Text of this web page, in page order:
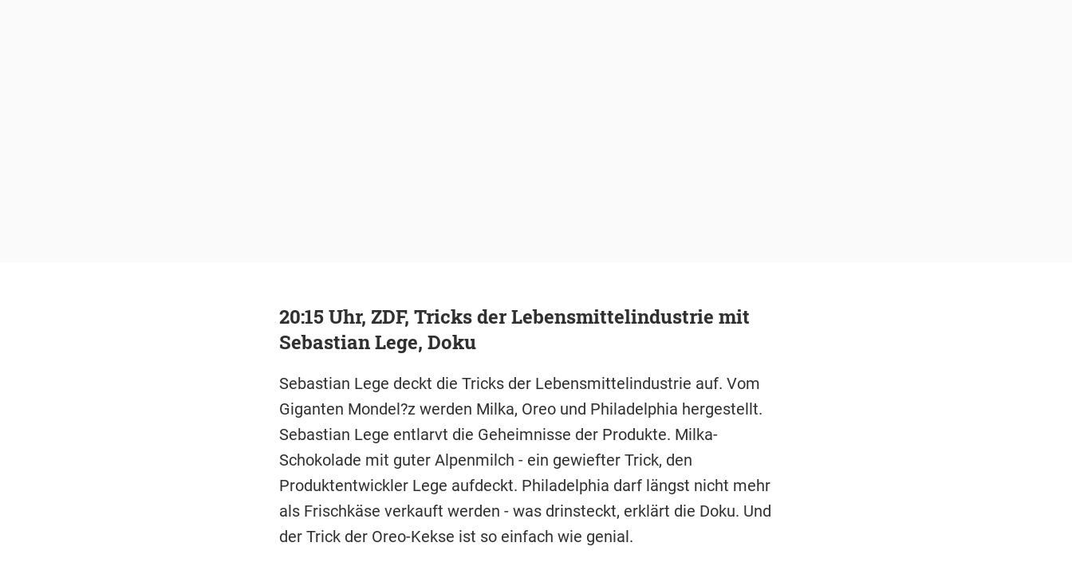
20:15 Uhr, ZDF, Tricks der Lebensmittelindustrie mit
Sebastian Lege, Doku
Sebastian Lege deckt die Tricks der Lebensmittelindustrie auf. Vom
Giganten Mondel?z werden Milka, Oreo und Philadelphia hergestellt.
Sebastian Lege entlarvt die Geheimnisse der Produkte. Milka-
Schokolade mit guter Alpenmilch - ein gewiefter Trick, den
Produktentwickler Lege aufdeckt. Philadelphia darf längst nicht mehr
als Frischkäse verkauft werden - was drinsteckt, erklärt die Doku. Und
der Trick der Oreo-Kekse ist so einfach wie genial.